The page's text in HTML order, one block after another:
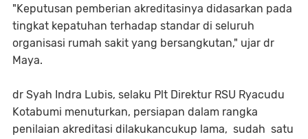
"Keputusan pemberian akreditasinya didasarkan pada
tingkat kepatuhan terhadap standar di seluruh
organisasi rumah sakit yang bersangkutan," ujar dr
Maya.
dr Syah Indra Lubis, selaku Plt Direktur RSU Ryacudu
Kotabumi menuturkan, persiapan dalam rangka
penilaian akreditasi dilakukancukup lama, sudah satu